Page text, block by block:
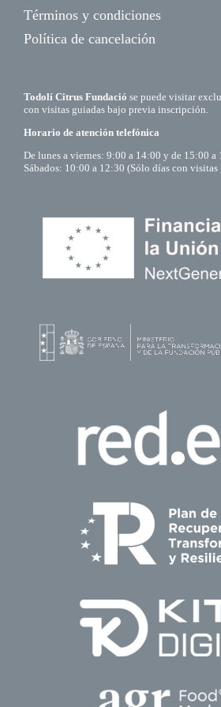
Términos y condiciones
Política de cancelación
Todolí Citrus Fundació se puede visitar
con visitas guiadas bajo previa inscripción.
Horario de atención telefónica
De lunes a viernes: 9:00 a 14:00 y de 15:00 a
Sábados: 10:00 a 12:30 (Sólo días con visitas